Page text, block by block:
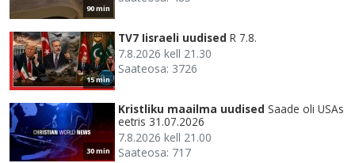
90 min
15 min
TV7 Iisraeli uudised R 7.8.
7.8.2026 kell 21.30
Saateosa: 3726
30 min
Kristliku maailma uudised Saade oli USAs
eetris 31.07.2026
7.8.2026 kell 21.00
Saateosa: 717